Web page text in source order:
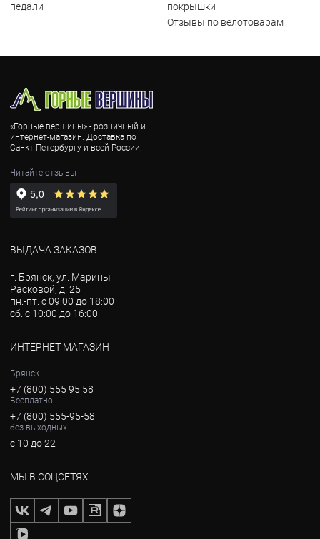
педали
покрышки
Отзывы по велотоварам
«Горные вершины» - розничный и
интернет-магазин. Доставка по
Санкт-Петербургу и всей России.
Читайте отзывы
ВЫДАЧА ЗАКАЗОВ
г. Брянск, ул. Марины
Расковой, д. 25
пн.-пт. с 09:00 до 18:00
сб. с 10:00 до 16:00
ИНТЕРНЕТ МАГАЗИН
Брянск
+7 (800) 555 95 58
Бесплатно
+7 (800) 555-95-58
без выходных
с 10 до 22
МЫ В СОЦСЕТЯХ